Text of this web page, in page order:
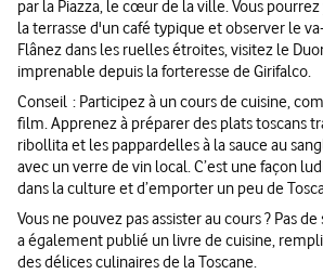
par la Piazza, le cœur de la ville. Vous
la terrasse d'un café typique et observer le
Flânez dans les ruelles étroites, visitez le
imprenable depuis la forteresse de Girifalco.
Conseil : Participez à un cours de cuisine,
film. Apprenez à préparer des plats toscans
ribollita et les pappardelles à la sauce au
avec un verre de vin local. C’est une façon
dans la culture et d’emporter un peu de
Vous ne pouvez pas assister au cours ? Pas
a également publié un livre de cuisine,
des délices culinaires de la Toscane.